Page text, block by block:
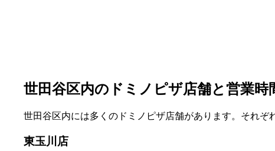
世田谷区内のドミノピザ店舗と営業時
世田谷区内には多くのドミノピザ店舗があります。それぞ
東玉川店